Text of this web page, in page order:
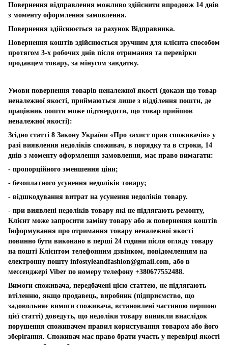
Повернення відправлення можливо здійснити впродовж 14 днів
з моменту оформлення замовлення.
Повернення здійснюється за рахунок Відправника.
Повернення коштів здійснюється зручним для клієнта способом
протягом 3-х робочих днів після отримання та перевірки
продавцем товару, за мінусом завдатку.
Умови повернення товарів неналежної якості (докази що товар
неналежної якості, приймаються лише з відділення пошти, де
працівник пошти може підтвердити, що товар прийшов
неналежної якості):
Згідно статті 8 Закону України «Про захист прав споживачів» у
разі виявлення недоліків споживач, в порядку та в строки, 14
днів з моменту оформлення замовлення, має право вимагати:
- пропорційного зменшення ціни;
- безоплатного усунення недоліків товару;
- відшкодування витрат на усунення недоліків товару.
- при виявлені недоліків товару які не підлягають ремонту,
Клієнт може запросити заміну товару або ж повернення коштів
Інформування про отримання товару неналежної якості
повинно бути виконано в перші 24 години після огляду товару
на пошті Клієнтом телефонним дзвінком, повідомленням на
електронну пошту infostyleandfashion@gmail.com, або в
мессенджері Viber по номеру телефону +380677552488.
Вимоги споживача, передбачені цією статтею, не підлягають
втіленню, якщо продавець, виробник (підприємство, що
задовольняє вимоги споживача, встановлені частиною першою
цієї статті) доведуть, що недоліки товару виникли внаслідок
порушення споживачем правил користування товаром або його
зберігання. Споживач має право брати участь у перевірці якості